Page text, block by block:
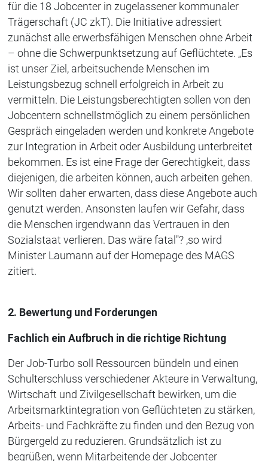
für die 18 Jobcenter in zugelassener kommunaler
Trägerschaft (JC zkT). Die Initiative adressiert
zunächst alle erwerbsfähigen Menschen ohne Arbeit
– ohne die Schwerpunktsetzung auf Geflüchtete. „Es
ist unser Ziel, arbeitsuchende Menschen im
Leistungsbezug schnell erfolgreich in Arbeit zu
vermitteln. Die Leistungsberechtigten sollen von den
Jobcentern schnellstmöglich zu einem persönlichen
Gespräch eingeladen werden und konkrete Angebote
zur Integration in Arbeit oder Ausbildung unterbreitet
bekommen. Es ist eine Frage der Gerechtigkeit, dass
diejenigen, die arbeiten können, auch arbeiten gehen.
Wir sollten daher erwarten, dass diese Angebote auch
genutzt werden. Ansonsten laufen wir Gefahr, dass
die Menschen irgendwann das Vertrauen in den
Sozialstaat verlieren. Das wäre fatal"? ,so wird
Minister Laumann auf der Homepage des MAGS
zitiert.
2. Bewertung und Forderungen
Fachlich ein Aufbruch in die richtige Richtung
Der Job-Turbo soll Ressourcen bündeln und einen
Schulterschluss verschiedener Akteure in Verwaltung,
Wirtschaft und Zivilgesellschaft bewirken, um die
Arbeitsmarktintegration von Geflüchteten zu stärken,
Arbeits- und Fachkräfte zu finden und den Bezug von
Bürgergeld zu reduzieren. Grundsätzlich ist zu
begrüßen, wenn Mitarbeitende der Jobcenter